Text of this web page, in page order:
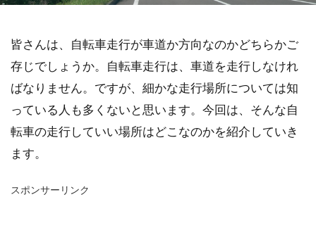
皆さんは、自転車走行が車道か方向なのかどちらかご
存じでしょうか。自転車走行は、車道を走行しなけれ
ばなりません。ですが、細かな走行場所については知
っている人も多くないと思います。今回は、そんな自
転車の走行していい場所はどこなのかを紹介していき
ます。
スポンサーリンク